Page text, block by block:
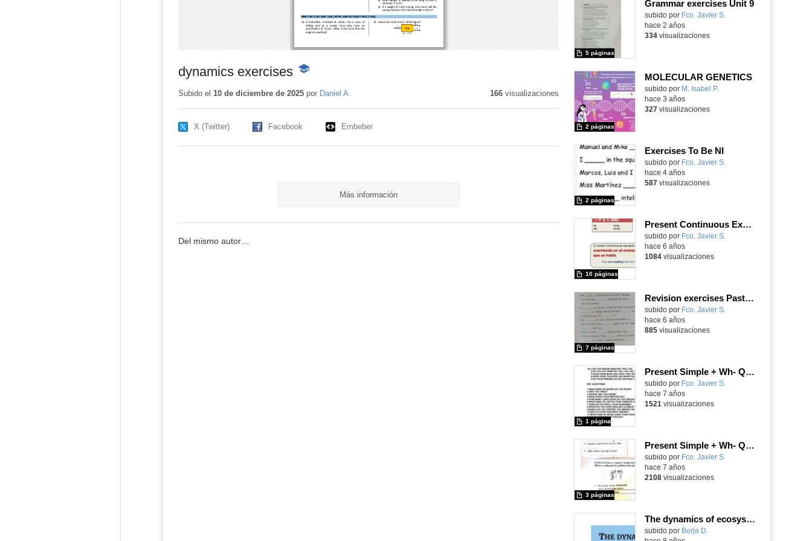
dynamics exercises -
educativo
Subido el 10 de diciembre de 2025por Daniel A. 166visualizaciones
X (Twitter) Facebook Embeber
Más información
Del mismo autor…
Grammar exercises Unit 9
Contenido educativo.
subido por Fco. Javier S.
5 páginas
hace 2 años
334visualizaciones
MOLECULAR GENETICS
Contenido educativo.
subido por M. Isabel P.
2 páginas
hace 3 años
327visualizaciones
Exercises To Be NI
Contenido educativo.
subido por Fco. Javier S.
2 páginas
hace 4 años
587visualizaciones
Present Continuous Exercises (with key)
Contenido educativo.
subido por Fco. Javier S.
10 páginas
hace 6 años
1084visualizaciones
Revision exercises Past Simple (exercises & key)
subido por Fco. Javier S.
7 páginas
hace 6 años
885visualizaciones
Present Simple + Wh- Questionss, REVISION EXERCISES (key)
subido por Fco. Javier S.
1 página
hace 7 años
1521 visualizaciones
Present Simple + Wh- Questionss, REVISION EXERCISES
subido por Fco. Javier S.
3 páginas
hace 7 años
2108visualizaciones
The dynamics of ecosystems
Contenido educativo.
subido por Borja D.